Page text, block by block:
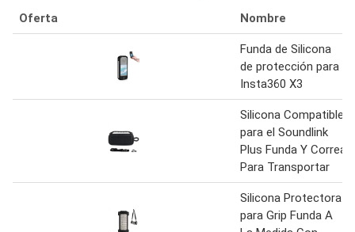
Oferta Nombre
Funda de Silicona
de protección para
Insta360 X3
Silicona Compatible
para el Soundlink
Plus Funda Y Correa
Para Transportar
Silicona Protectora
para Grip Funda A